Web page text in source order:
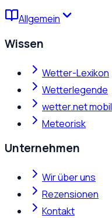
Allgemein
Wissen
Wetter-Lexikon
Wetterlegende
wetter.net mobil
Meteorisk
Unternehmen
Wir über uns
Rezensionen
Kontakt